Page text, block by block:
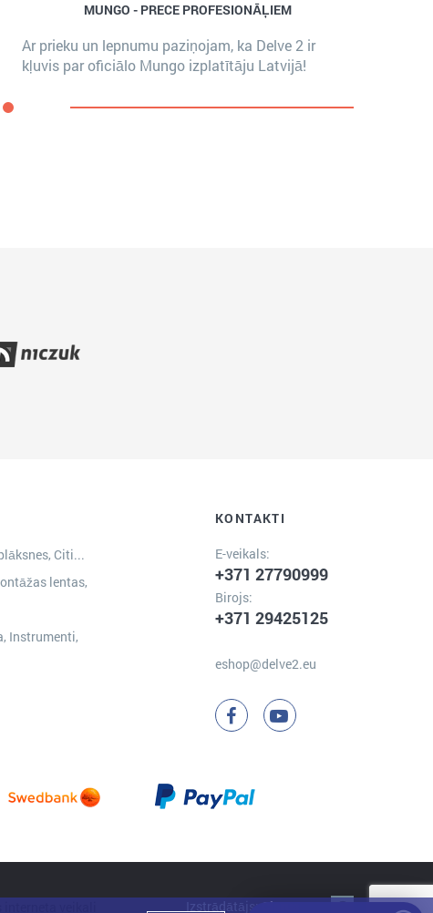
MUNGO - PRECE PROFESIONĀĻIEM
Ar prieku un lepnumu paziņojam, ka Delve 2 ir
kļuvis par oficiālo Mungo izplatītāju Latvijā!
Citi...
lentas,
Instrumenti,
KONTAKTI
E-veikals:
+371 27790999
Birojs:
+371 29425125
eshop@delve2.eu
Izstrādātājs: Clarus